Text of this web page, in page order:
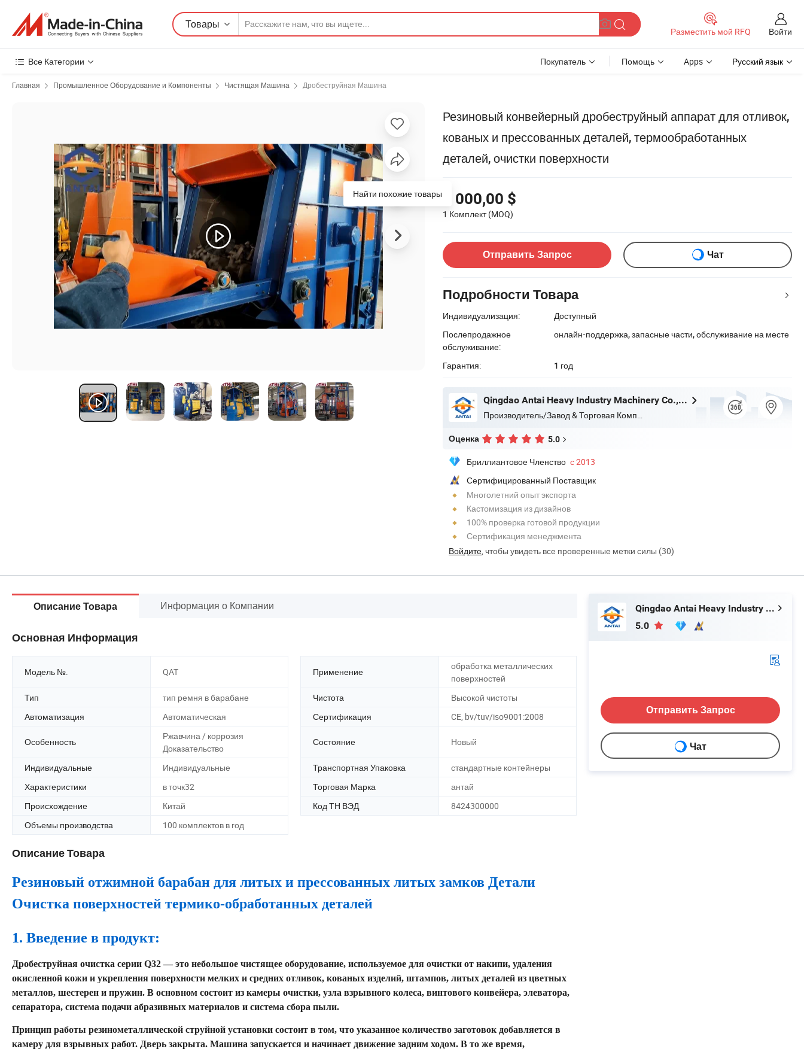
Товары
Разместить мой RFQ Войти
Все Категории Покупатель Помощь Apps Русский язык
Главная Промышленное Оборудование и Компоненты Чистящая Машина Дробеструйная Машина
Резиновый конвейерный дробеструйный аппарат для отливок,
кованых и прессованных деталей, термообработанных
деталей, очистки поверхности
5 000,00 $
1 Комплект (MOQ)
Отправить Запрос Чат
Подробности Товара
Индивидуализация:
Доступный
Послепродажное
обслуживание:
онлайн-поддержка, запасные части, обслуживание на месте
Гарантия: 1 год
Qingdao Antai Heavy Industry Machinery Co., Ltd.
Производитель/Завод & Торговая Компания
Оценка 5.0
Бриллиантовое Членство с 2013
Сертифицированный Поставщик
Многолетний опыт экспорта
Кастомизация из дизайнов
100% проверка готовой продукции
Сертификация менеджмента
Войдите, чтобы увидеть все проверенные метки силы (30)
Найти похожие товары
Описание Товара Информация о Компании
Основная Информация
Модель №. QAT Применение
обработка металлических
поверхностей
Тип
тип ремня в барабане Чистота
Высокой чистоты
Автоматизация
Автоматическая Сертификация CE, bv/tuv/iso9001:2008
Особенность
Ржавчина / коррозия
Доказательство
Состояние Новый
Индивидуальные Индивидуальные Транспортная Упаковка
стандартные контейнеры
Характеристики
в точк32 Торговая Марка
антай
Происхождение
Китай Код ТН ВЭД
8424300000
Объемы производства
100 комплектов в год
Описание Товара
Резиновый отжимной барабан для литых и прессованных литых замков Детали
Очистка поверхностей термико-обработанных деталей
1. Введение в продукт:
Дробеструйная очистка серии Q32 — это небольшое чистящее оборудование, используемое для очистки от накипи, удаления
окисленной кожи и укрепления поверхности мелких и средних отливок, кованых изделий, штампов, литых деталей из цветных
металлов, шестерен и пружин. В основном состоит из камеры очистки, узла взрывного колеса, винтового конвейера, элеватора,
сепаратора, система подачи абразивных материалов и система сбора пыли.
Принцип работы резинометаллической струйной установки состоит в том, что указанное количество заготовок добавляется в
камеру для взрывных работ. Дверь закрыта. Машина запускается и начинает движение задним ходом. В то же время,
Qingdao Antai Heavy Industry Machinery Co., Ltd.
5.0
Отправить Запрос
Чат